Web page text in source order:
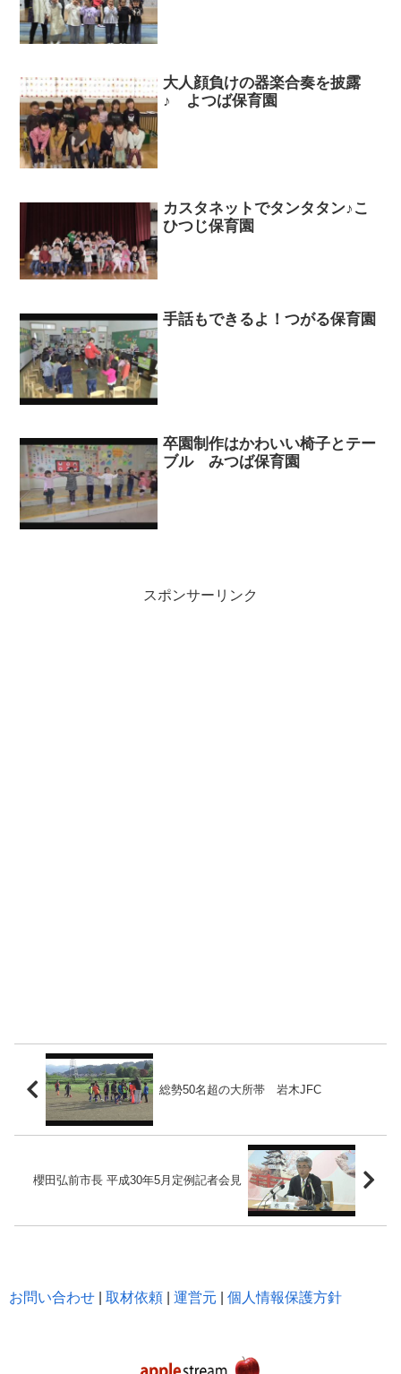
大人顔負けの器楽合奏を披露
♪ よつば保育園
カスタネットでタンタタン♪こ
ひつじ保育園
手話もできるよ！つがる保育園
卒園制作はかわいい椅子とテー
ブル みつば保育園
スポンサーリンク
総勢50名超の大所帯 岩木JFC
櫻田弘前市長 平成30年5月定例記者会見
お問い合わせ 取材依頼 運営元 個人情報保護方針